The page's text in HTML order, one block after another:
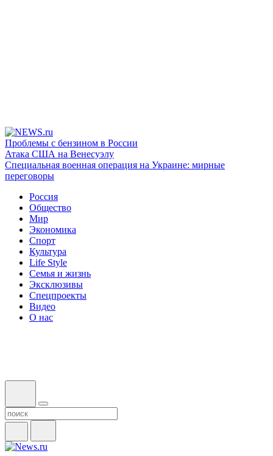
Проблемы с бензином в России
Атака США на Венесуэлу
Специальная военная операция на Украине: мирные
переговоры
Россия
Общество
Мир
Экономика
Спорт
Культура
Life Style
Семья и жизнь
Эксклюзивы
Спецпроекты
Видео
О нас